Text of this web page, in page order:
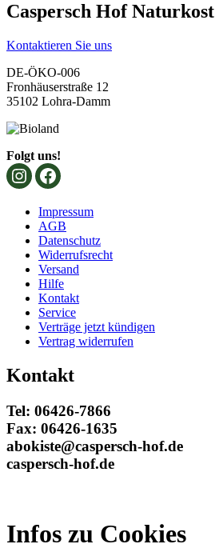
Caspersch Hof
Kontaktieren Sie uns
DE-ÖKO-006
Fronhäuserstraße 12
35102 Lohra-Damm
Folgt uns!
Impressum
AGB
Datenschutz
Widerrufsrecht
Versand
Hilfe
Kontakt
Service
Verträge jetzt kündigen
Vertrag widerrufen
Kontakt
Tel: 06426-7866
Fax: 06426-1635
abokiste@caspersch-hof.de
caspersch-hof.de
Infos zu Cookies